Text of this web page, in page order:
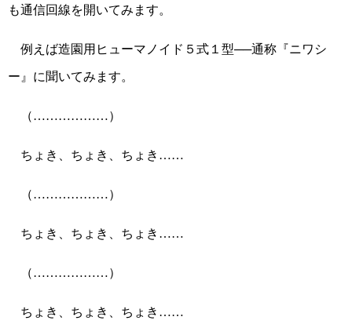
も通信回線を開いてみます。
例えば造園用ヒューマノイド５式１型──通称『ニワシ
ー』に聞いてみます。
（………………）
ちょき、ちょき、ちょき……
（………………）
ちょき、ちょき、ちょき……
（………………）
ちょき、ちょき、ちょき……